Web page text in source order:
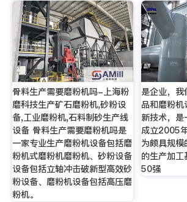
骨料生产需要磨粉机吗-上海粉
磨科技生产矿石磨粉机,砂粉设
备,工业磨粉机,石料制砂生产线
设备 骨料生产需要磨粉机吗是
一家专业生产磨粉机设备包括磨
粉机式磨粉机磨粉机、砂粉设备
设备包括立轴冲击破新型高效砂
粉设备、磨粉机设备包括高压磨
粉机。
是企业，
品和磨粉
新技术，是
成立2005
为颇具规
的生产加
50强